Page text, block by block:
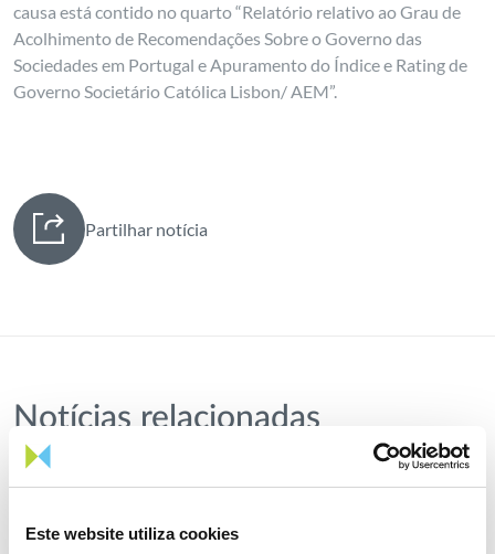
Este website utiliza cookies
causa está contido no quarto “Relatório relativo ao Grau de
Acolhimento de Recomendações Sobre o Governo das
Sociedades em Portugal e Apuramento do Índice e Rating de
Governo Societário Católica Lisbon/ AEM”.
Partilhar notícia
Notícias relacionadas